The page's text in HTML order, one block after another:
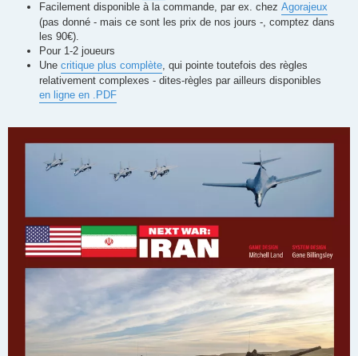
Facilement disponible à la commande, par ex. chez Agorajeux
(pas donné - mais ce sont les prix de nos jours -, comptez dans
les 90€).
Pour 1-2 joueurs
Une critique plus complète, qui pointe toutefois des règles
relativement complexes - dites-règles par ailleurs disponibles
en ligne en .PDF